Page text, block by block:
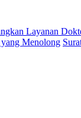
Layanan
Menolong